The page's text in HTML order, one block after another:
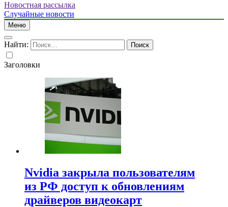
Новостная рассылка
Случайные новости
Меню
Найти:
Заголовки
Nvidia закрыла пользователям
из РФ доступ к обновлениям
драйверов видеокарт